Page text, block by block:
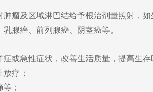
及区域淋巴结给予根治剂量照射，如
腺癌、前列腺癌、阴茎癌等。
急性症状，改善生活质量，提高生存
疗；
；